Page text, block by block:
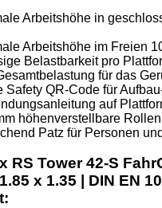
Arbeitshöhe in
Arbeitshöhe im Freien
Belastbarkeit pro
für das
Safety QR-Code für
auf
höhenverstellbare Rollen
Patz für Personen
RS Tower 42-S
x 1.35 | DIN EN